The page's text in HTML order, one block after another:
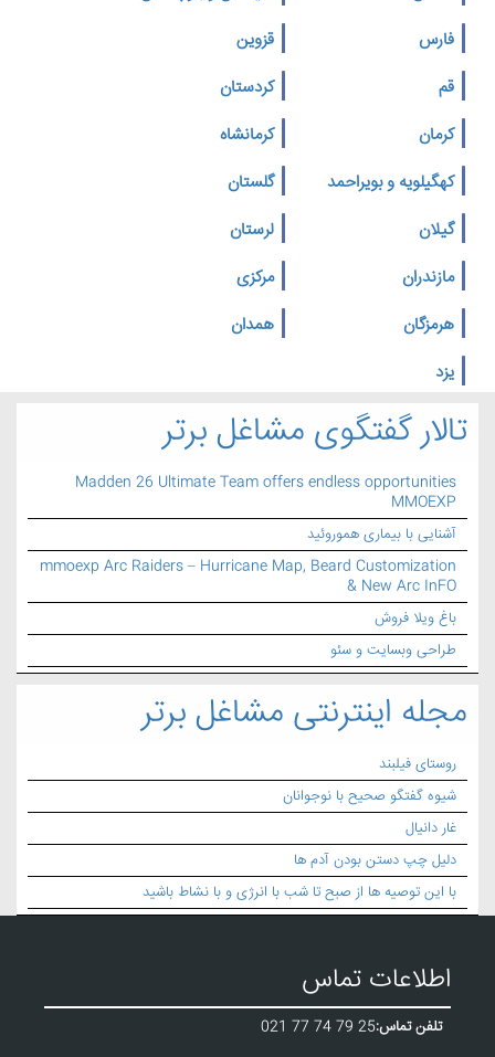
فارس
قزوین
قم
کردستان
کرمان
کرمانشاه
کهگیلویه و بویراحمد
گلستان
گیلان
لرستان
مازندران
مرکزی
هرمزگان
همدان
یزد
تالار گفتگوی مشاغل برتر
Madden 26 Ultimate Team offers endless opportunities
MMOEXP
آشنایی با بیماری هموروئید
mmoexp Arc Raiders – Hurricane Map, Beard Customization
& New Arc InFO
باغ ویلا فروش
طراحی وبسایت و سئو
مجله اینترنتی مشاغل برتر
روستای فیلبند
شیوه گفتگو صحیح با نوجوانان
غار دانیال
دلیل چپ دستن بودن آدم ها
با این توصیه ها از صبح تا شب با انرژی و با نشاط باشید
اطلاعات تماس
تلفن تماس:021 77 74 79 25